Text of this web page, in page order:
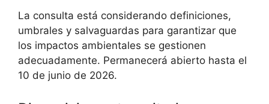
La consulta está considerando definiciones,
umbrales y salvaguardas para garantizar que
los impactos ambientales se gestionen
adecuadamente. Permanecerá abierto hasta el
10 de junio de 2026.